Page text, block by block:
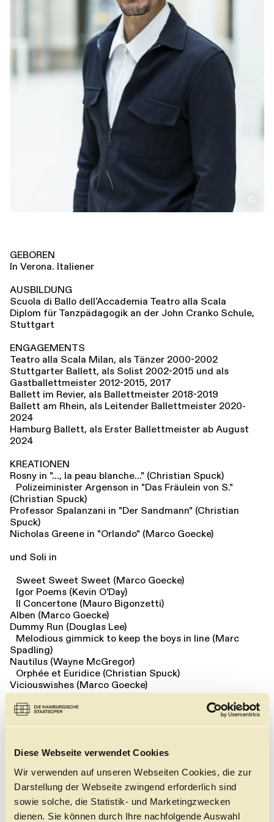
Diese Webseite verwendet Cookies
Wir verwenden auf unseren Webseiten Cookies, die zur
Darstellung der Webseite zwingend erforderlich sind
sowie solche, die Statistik- und Marketingzwecken
dienen. Sie können durch Ihre nachfolgende Auswahl
Führungen Jobs Kontakt
©
GEBOREN
In Verona. Italiener
AUSBILDUNG
Scuola di Ballo dell’Accademia Teatro alla Scala
Diplom für Tanzpädagogik an der John Cranko Schule,
Stuttgart
ENGAGEMENTS
Teatro alla Scala Milan, als Tänzer 2000-2002
Stuttgarter Ballett, als Solist 2002-2015 und als
Gastballettmeister 2012-2015, 2017
Ballett im Revier, als Ballettmeister 2018-2019
Ballett am Rhein, als Leitender Ballettmeister 2020-
2024
Hamburg Ballett, als Erster Ballettmeister ab August
2024
KREATIONEN
Rosny in "..., la peau blanche..." (Christian Spuck)
Polizeiminister Argenson in "Das Fräulein von S."
(Christian Spuck)
Professor Spalanzani in "Der Sandmann" (Christian
Spuck)
Nicholas Greene in "Orlando" (Marco Goecke)
und Soli in
Sweet Sweet Sweet (Marco Goecke)
Igor Poems (Kevin O'Day)
Il Concertone (Mauro Bigonzetti)
Alben (Marco Goecke)
Dummy Run (Douglas Lee)
Melodious gimmick to keep the boys in line (Marc
Spadling)
Nautilus (Wayne McGregor)
Orphée et Euridice (Christian Spuck)
Viciouswishes (Marco Goecke)
REPERTOIRE IN MAILAND
Ein Prinz in "Dornröschen" (Rudolf Nurejew)
Excelsior (Luigi Manzotti)
Amarcord (Luciano Cannito)
Notre-Dame de Paris (Roland Petit)
REPERTOIRE IN STUTTGART